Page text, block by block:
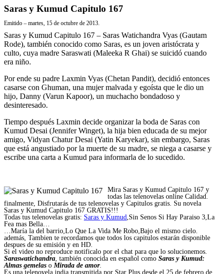
Saras y Kumud Capitulo 167
Emitido – martes, 15 de octubre de 2013.
Saras y Kumud Capitulo 167 – Saras Watichandra Vyas (Gautam
Rode), también conocido como Saras, es un joven aristócrata y
culto, cuya madre Saraswati (Maleeka R Ghai) se suicidó cuando
era niño.
Por ende su padre Laxmin Vyas (Chetan Pandit), decidió entonces
casarse con Ghuman, una mujer malvada y egoísta que le dio un
hijo, Danny (Varun Kapoor), un muchacho bondadoso y
desinteresado.
Tiempo después Laxmin decide organizar la boda de Saras con
Kumud Desai (Jennifer Winget), la hija bien educada de su mejor
amigo, Vidyan Chatur Desai (Yatin Karyekar), sin embargo, Saras
que está angustiado por la muerte de su madre, se niega a casarse y
escribe una carta a Kumud para informarla de lo sucedido.
Mira Saras y Kumud Capitulo 167 y
todas las telenovelas online Calidad.
finalmente, Disfrutarás de tus telenovelas y Capitulos gratis. Su novela
Saras y Kumud Capitulo 167 GRATIS!!!
Todas tus telenovelas gratis: Saras y Kumud,Sin Senos Si Hay Paraiso 3,La
Fea mas Bella…
…María la del barrio,Lo Que La Vida Me Robo,Bajo el mismo cielo.
además, Tambien te recordamos que todos los capitulos estarán disponible
despues de su emisión y en HD.
Si el video no reproduce notificalo por el chat para que lo solucionemos.
Saraswatichandra, también conocida en español como Saras y Kumud:
Almas gemelas o Mirada de amor.
Es una telenovela india transmitida por Star Plus desde el 25 de febrero de